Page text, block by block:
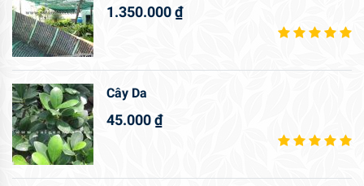
1.350.000₫
Cây Da
45.000₫